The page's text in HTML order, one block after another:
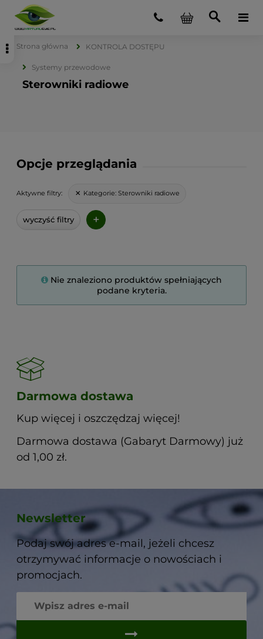
Strona główna KONTROLA DOSTĘPU
Systemy przewodowe
Sterowniki radiowe
Opcje przeglądania
Aktywne filtry: Kategorie: Sterowniki radiowe
wyczyść filtry +
Nie znaleziono produktów spełniających
podane kryteria.
Darmowa dostawa
Kup więcej i oszczędzaj więcej!
Darmowa dostawa (Gabaryt Darmowy) już
od 1,00 zł.
Newsletter
Podaj swój adres e-mail, jeżeli chcesz
otrzymywać informacje o nowościach i
promocjach.